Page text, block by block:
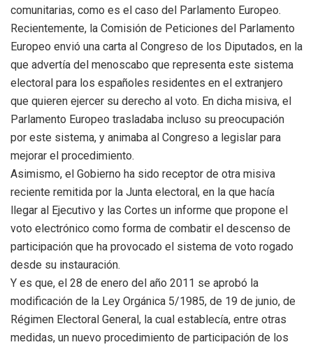
comunitarias, como es el caso del Parlamento Europeo.
Recientemente, la Comisión de Peticiones del Parlamento
Europeo envió una carta al Congreso de los Diputados, en la
que advertía del menoscabo que representa este sistema
electoral para los españoles residentes en el extranjero
que quieren ejercer su derecho al voto. En dicha misiva, el
Parlamento Europeo trasladaba incluso su preocupación
por este sistema, y animaba al Congreso a legislar para
mejorar el procedimiento.
Asimismo, el Gobierno ha sido receptor de otra misiva
reciente remitida por la Junta electoral, en la que hacía
llegar al Ejecutivo y las Cortes un informe que propone el
voto electrónico como forma de combatir el descenso de
participación que ha provocado el sistema de voto rogado
desde su instauración.
Y es que, el 28 de enero del año 2011 se aprobó la
modificación de la Ley Orgánica 5/1985, de 19 de junio, de
Régimen Electoral General, la cual establecía, entre otras
medidas, un nuevo procedimiento de participación de los